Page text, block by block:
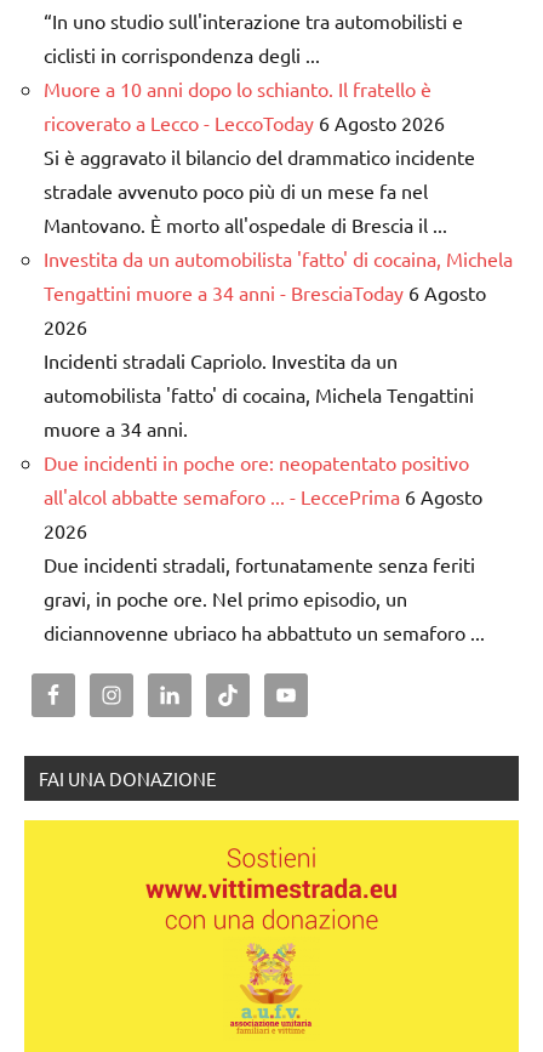
“In uno studio sull'interazione tra automobilisti e
ciclisti in corrispondenza degli ...
Muore a 10 anni dopo lo schianto. Il fratello è
ricoverato a Lecco - LeccoToday 6 Agosto 2026
Si è aggravato il bilancio del drammatico incidente
stradale avvenuto poco più di un mese fa nel
Mantovano. È morto all'ospedale di Brescia il ...
Investita da un automobilista 'fatto' di cocaina, Michela
Tengattini muore a 34 anni - BresciaToday 6 Agosto
2026
Incidenti stradali Capriolo. Investita da un
automobilista 'fatto' di cocaina, Michela Tengattini
muore a 34 anni.
Due incidenti in poche ore: neopatentato positivo
all'alcol abbatte semaforo ... - LeccePrima 6 Agosto
2026
Due incidenti stradali, fortunatamente senza feriti
gravi, in poche ore. Nel primo episodio, un
diciannovenne ubriaco ha abbattuto un semaforo ...
FAI UNA DONAZIONE